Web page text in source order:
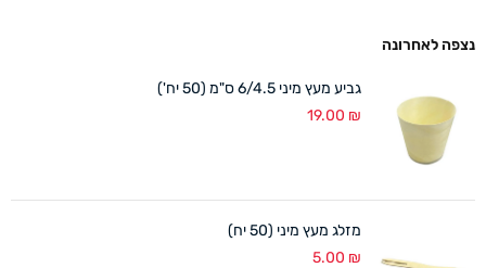
נצפה לאחרונה
גביע מעץ מיני 6/4.5 ס"מ (50 יח')
19.00 ₪
מזלג מעץ מיני (50 יח)
5.00 ₪